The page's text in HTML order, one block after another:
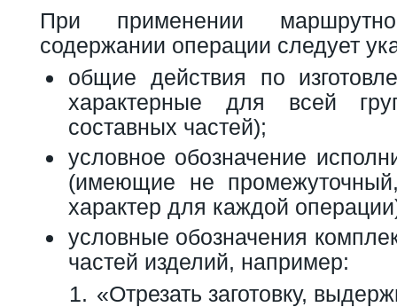
При применении
содержании операции следует
общие действия по
характерные для всей
составных частей);
условное обозначение
(имеющие не
характер для каждой
условные обозначения
частей изделий, например:
«Отрезать заготовку,